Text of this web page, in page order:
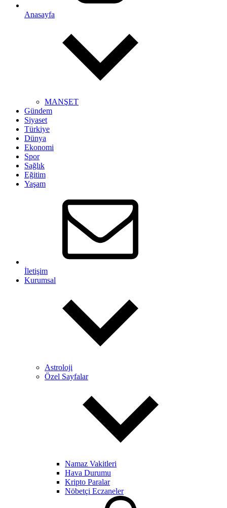
Anasayfa
MANŞET
Gündem
Siyaset
Türkiye
Dünya
Ekonomi
Spor
Sağlık
Eğitim
Yaşam
İletişim
Kurumsal
Astroloji
Özel Sayfalar
Namaz Vakitleri
Hava Durumu
Kripto Paralar
Nöbetçi Eczaneler